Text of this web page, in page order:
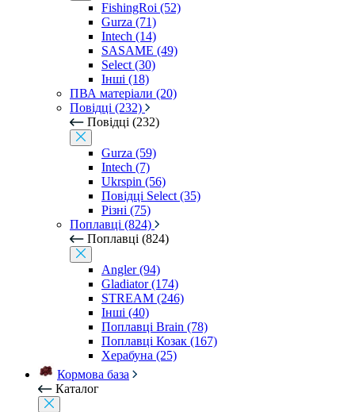
FishingRoi (52)
Gurza (71)
Intech (14)
SASAME (49)
Select (30)
Інші (18)
ПВА матеріали (20)
Повідці (232)
Повідці (232)
Gurza (59)
Intech (7)
Ukrspin (56)
Повідці Select (35)
Різні (75)
Поплавці (824)
Поплавці (824)
Angler (94)
Gladiator (174)
STREAM (246)
Інші (40)
Поплавці Brain (78)
Поплавці Козак (167)
Херабуна (25)
Кормова база
Каталог